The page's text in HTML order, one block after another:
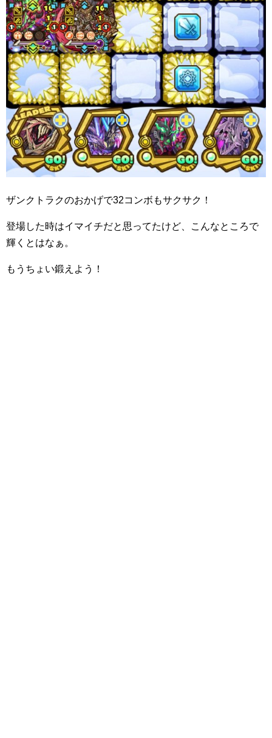
ザンクトラクのおかげで32コンボもサクサク！
登場した時はイマイチだと思ってたけど、こんなところで
輝くとはなぁ。
もうちょい鍛えよう！